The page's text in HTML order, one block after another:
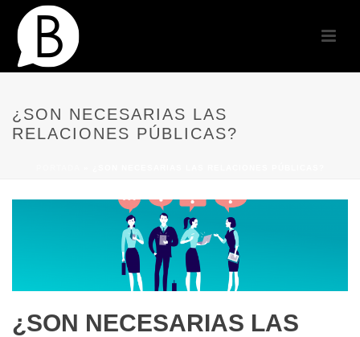
¿SON NECESARIAS LAS
RELACIONES PÚBLICAS?
¿SON NECESARIAS LAS